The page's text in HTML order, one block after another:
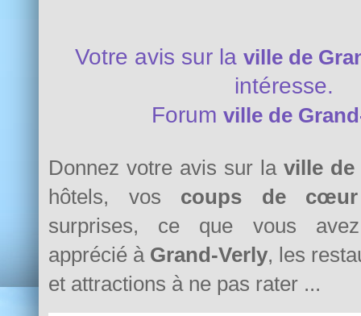
Votre avis sur la ville de
intéresse.
Forum ville de
Donnez votre avis sur la ville de
hôtels, vos coups de cœur
surprises, ce que vous avez
apprécié à Grand-Verly, les
et attractions à ne pas rater ...